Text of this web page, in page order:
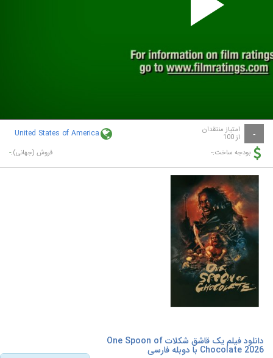
- امتیاز منتقدان
از 100 United States of America
بودجه ساخت:- فروش (جهانی):-
دانلود فیلم یک قاشق شکلات One Spoon of
Chocolate 2026 با دوبله فارسی